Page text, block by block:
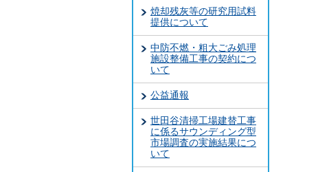
焼却残灰等の研究用試料
提供について
中防不燃・粗大ごみ処理
施設整備工事の契約につ
いて
公益通報
世田谷清掃工場建替工事
に係るサウンディング型
市場調査の実施結果につ
いて